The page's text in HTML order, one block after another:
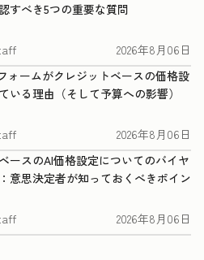
すべき5つの重要な質問
2026年8月06日
ォームがクレジットベースの価格設
いる理由（そして予算への影響）
2026年8月06日
ースのAI価格設定についてのバイヤ
意思決定者が知っておくべきポイン
2026年8月06日